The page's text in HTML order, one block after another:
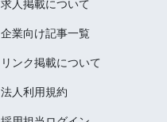
求人掲載について
企業向け記事一覧
リンク掲載について
法人利用規約